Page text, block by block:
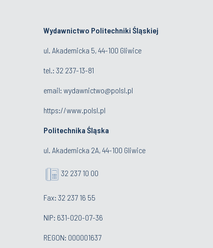
Wydawnictwo Politechniki Śląskiej
ul. Akademicka 5, 44-100 Gliwice
tel.: 32 237-13-81
email: wydawnictwo@polsl.pl
https://www.polsl.pl
Politechnika Śląska
ul. Akademicka 2A, 44-100 Gliwice
32 237 10 00
Fax: 32 237 16 55
NIP: 631-020-07-36
REGON: 000001637